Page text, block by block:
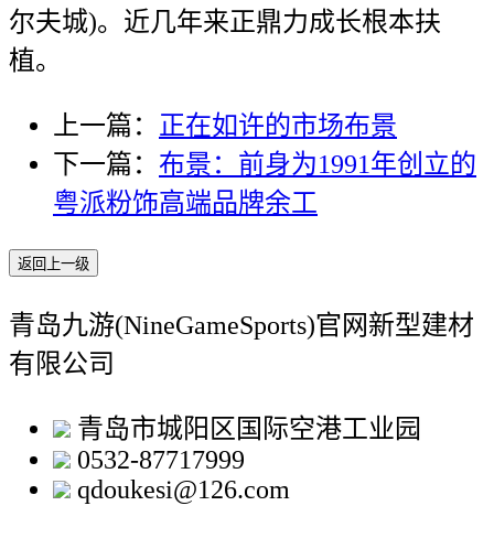
尔夫城)。近几年来正鼎力成长根本扶
植。
上一篇： 正在如许的市场布景
下一篇： 布景：前身为1991年创立的
粤派粉饰高端品牌余工
返回上一级
青岛九游(NineGameSports)官网新型建材
有限公司
青岛市城阳区国际空港工业园
0532-87717999
qdoukesi@126.com